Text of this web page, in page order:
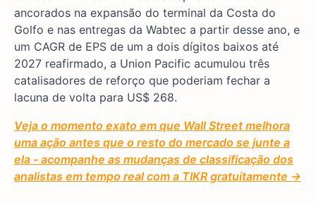
ancorados na expansão do terminal da Costa do
Golfo e nas entregas da Wabtec a partir desse ano, e
um CAGR de EPS de um a dois dígitos baixos até
2027 reafirmado, a Union Pacific acumulou três
catalisadores de reforço que poderiam fechar a
lacuna de volta para US$ 268.
Veja o momento exato em que Wall Street melhora
uma ação antes que o resto do mercado se junte a
ela - acompanhe as mudanças de classificação dos
analistas em tempo real com a TIKR gratuitamente →